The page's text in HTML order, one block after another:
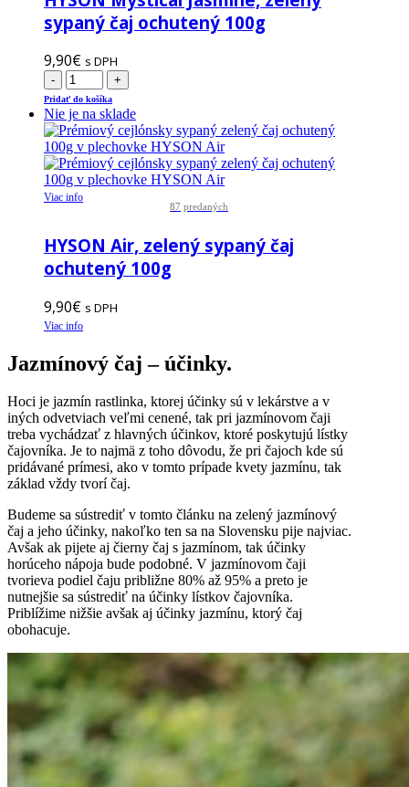
sypaný čaj ochutený 100g
9,90€ s DPH
- +
Pridať do košíka
Nie je na sklade
Viac info
87 predaných
HYSON Air, zelený sypaný čaj
ochutený 100g
9,90€ s DPH
Viac info
Jazmínový čaj – účinky.
Hoci je jazmín rastlinka, ktorej účinky sú v lekárstve a v
iných odvetviach veľmi cenené, tak pri jazmínovom čaji
treba vychádzať z hlavných účinkov, ktoré poskytujú lístky
čajovníka. Je to najmä z toho dôvodu, že pri čajoch kde sú
pridávané prímesi, ako v tomto prípade kvety jazmínu, tak
základ vždy tvorí čaj.
Budeme sa sústrediť v tomto článku na zelený jazmínový
čaj a jeho účinky, nakoľko ten sa na Slovensku pije najviac.
Avšak ak pijete aj čierny čaj s jazmínom, tak účinky
horúceho nápoja bude podobné. V jazmínovom čaji
tvorieva podiel čaju približne 80% až 95% a preto je
nutnejšie sa sústrediť na účinky lístkov čajovníka.
Priblížime nižšie avšak aj účinky jazmínu, ktorý čaj
obohacuje.